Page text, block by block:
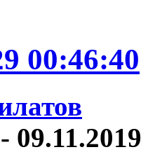
00:46:40